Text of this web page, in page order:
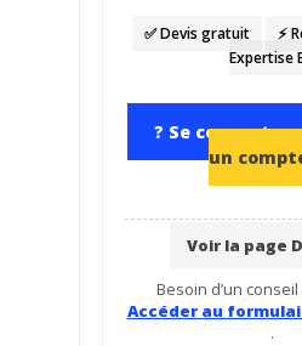
✅ Devis gratuit ⚡
Expertise
? Se connecter
un
Voir la page
Besoin d’un
Accéder au
.